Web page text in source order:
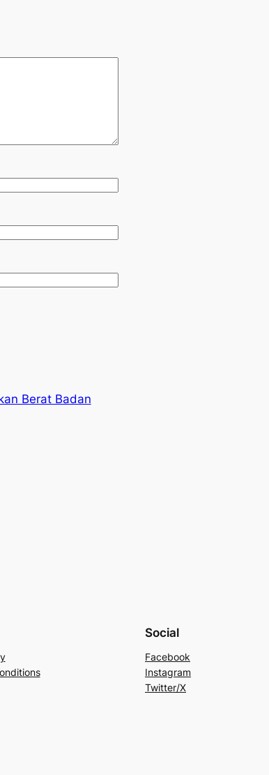
Berat Badan
Social
Facebook
Instagram
Twitter/X